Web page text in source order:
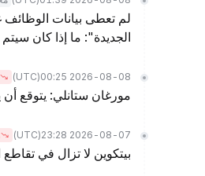
لم تعطى بيانات الوظائف
الجديدة": ما إذا كان
2026-08-08 00:25
(UTC)
مورغان ستانلي: يتوقع أن يتقلص
2026-08-07 23:28
(UTC)
بيتكوين لا تزال في